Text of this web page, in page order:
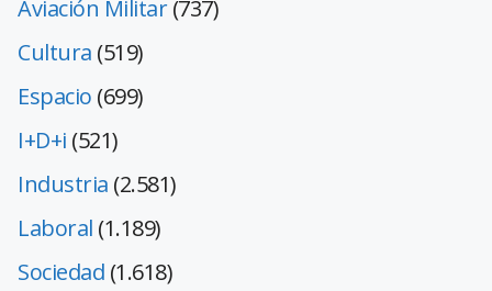
Aviación Militar(737)
Cultura (519)
Espacio (699)
I+D+i (521)
Industria (2.581)
Laboral (1.189)
Sociedad (1.618)